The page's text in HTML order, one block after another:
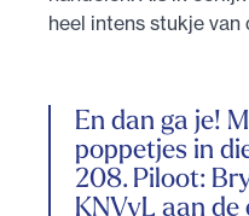
heel intens stukje
En dan ga je!
poppetjes in
208. Piloot:
KNVvL aan